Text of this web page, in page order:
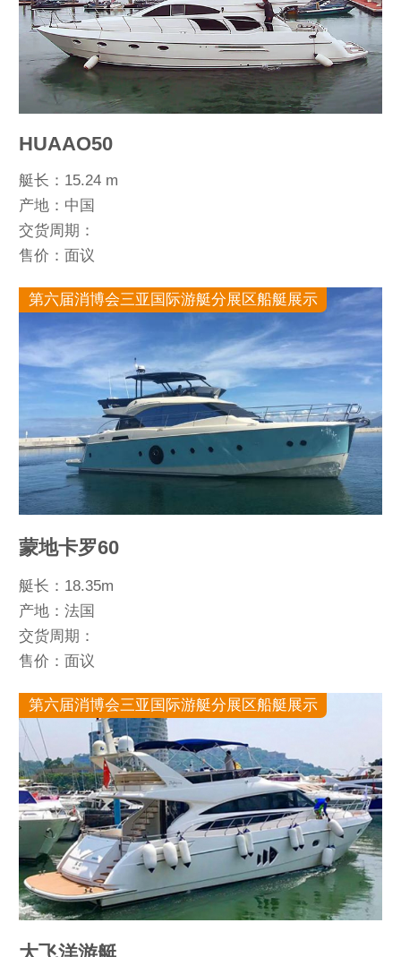
HUAAO50
艇长：15.24 m
产地：中国
交货周期：
售价：面议
第六届消博会三亚国际游艇分展区船艇展示
蒙地卡罗60
艇长：18.35m
产地：法国
交货周期：
售价：面议
第六届消博会三亚国际游艇分展区船艇展示